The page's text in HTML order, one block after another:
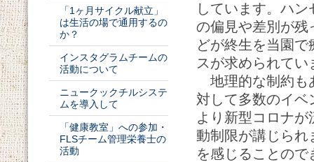
「1ヶ月サイクル献立」
は生活の場で通用するの
か？
インスタグラムチームの
活動について
ニュークックチルシステ
ムを導入して
「健康教室」への参加・
FLSチーム管理栄養士の
活動
しています。ハ
の偏見や差別が残
どが終生を当園
スが求められてい
地理的な制約も
対して多数のイ
より新型コロナ
動制限が講じられ
を感じることの